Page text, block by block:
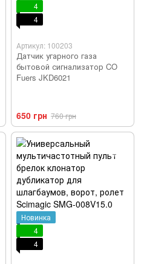
4
4
Артикул: 100203
Датчик угарного газа
бытовой сигнализатор CO
Fuers JKD6021
650 грн 760 грн
Новинка
4
4